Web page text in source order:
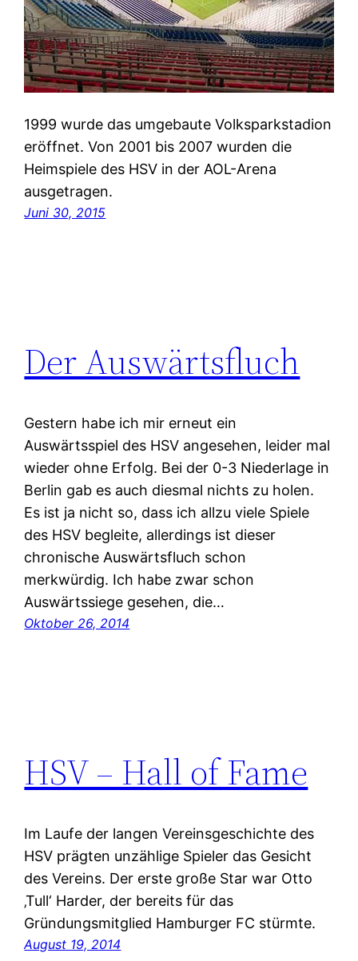
1999 wurde das umgebaute Volksparkstadion
eröffnet. Von 2001 bis 2007 wurden die
Heimspiele des HSV in der AOL-Arena
ausgetragen.
Juni 30, 2015
Der Auswärtsfluch
Gestern habe ich mir erneut ein
Auswärtsspiel des HSV angesehen, leider mal
wieder ohne Erfolg. Bei der 0-3 Niederlage in
Berlin gab es auch diesmal nichts zu holen.
Es ist ja nicht so, dass ich allzu viele Spiele
des HSV begleite, allerdings ist dieser
chronische Auswärtsfluch schon
merkwürdig. Ich habe zwar schon
Auswärtssiege gesehen, die…
Oktober 26, 2014
HSV – Hall of Fame
Im Laufe der langen Vereinsgeschichte des
HSV prägten unzählige Spieler das Gesicht
des Vereins. Der erste große Star war Otto
‚Tull‘ Harder, der bereits für das
Gründungsmitglied Hamburger FC stürmte.
August 19, 2014